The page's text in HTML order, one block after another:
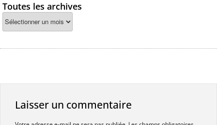
Toutes les archives
Laisser un commentaire